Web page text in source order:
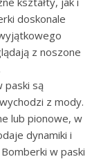
doskonale
z noszone
paski są
z mody.
lub pionowe, w
dynamiki i
w paski